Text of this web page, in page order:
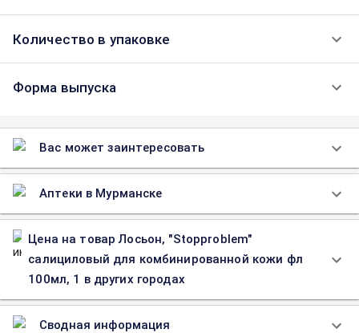
Количество в упаковке
Форма выпуска
Вас может заинтересовать
Аптеки в Мурманске
Цена на товар Лосьон, "Stopproblem"
салициловый для комбинированной кожи фл
100мл, 1 в других городах
Сводная информация